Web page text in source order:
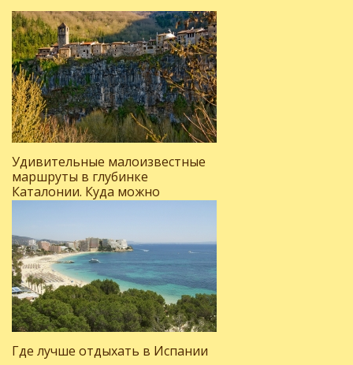
Удивительные малоизвестные
маршруты в глубинке
Каталонии. Куда можно
Где лучше отдыхать в Испании